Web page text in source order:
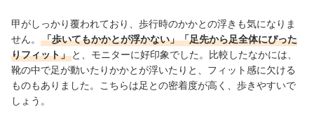
甲がしっかり覆われており、歩行時のかかとの浮きも気になりま
せん。
「歩いてもかかとが浮かない」「足先から足全体にぴった
りフィット」 と、モニターに好印象でした。比較したなかには、
靴の中で足が動いたりかかとが浮いたりと、フィット感に欠ける
ものもありました。こちらは足との密着度が高く、歩きやすいで
しょう。